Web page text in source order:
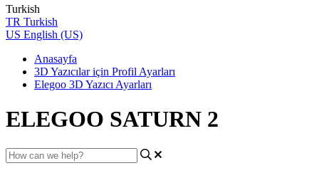
Turkish
TR Turkish
US English (US)
Anasayfa
3D Yazıcılar için Profil Ayarları
Elegoo 3D Yazıcı Ayarları
ELEGOO SATURN 2